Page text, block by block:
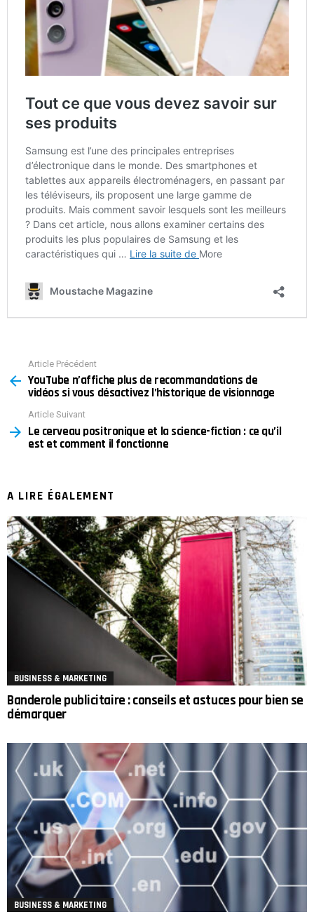
more
Article Précédent
YouTube n’affiche plus de recommandations de
vidéos si vous désactivez l’historique de visionnage
Article Suivant
Le cerveau positronique et la science-fiction : ce qu’il
est et comment il fonctionne
A LIRE ÉGALEMENT
BUSINESS & MARKETING
Banderole publicitaire : conseils et astuces pour bien se
démarquer
BUSINESS & MARKETING